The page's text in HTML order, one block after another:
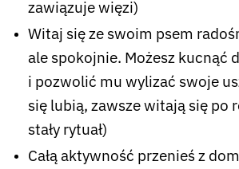
zawiązuje więzi)
Witaj się ze swoim psem
ale spokojnie. Możesz kucnąć
i pozwolić mu wylizać swoje
się lubią, zawsze witają się po
stały rytuał)
Całą aktywność przenieś z